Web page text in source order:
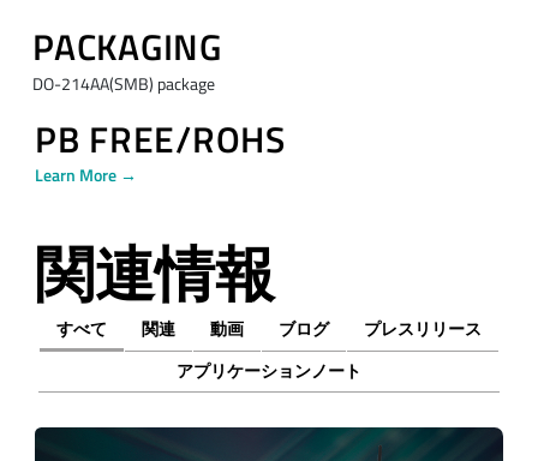
PACKAGING
DO-214AA(SMB) package
PB FREE/ROHS
Learn More →
関連情報
すべて 関連 動画 ブログ
プレスリリース
アプリケーションノート